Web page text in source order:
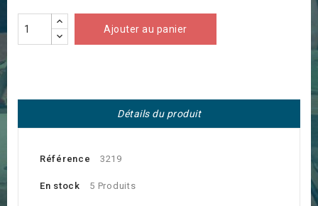
Ajouter au panier
Détails du produit
Référence 3219
En stock 5 Produits